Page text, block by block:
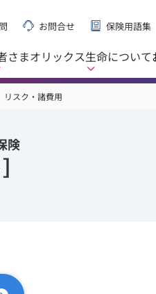
さまオリックス生命について
お問合せ 保険用語集
リスク・諸費用
険